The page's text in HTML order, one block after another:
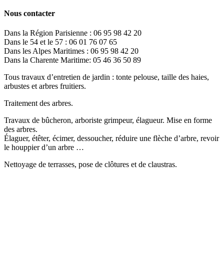
Nous contacter
Dans la Région Parisienne : 06 95 98 42 20
Dans le 54 et le 57 : 06 01 76 07 65
Dans les Alpes Maritimes : 06 95 98 42 20
Dans la Charente Maritime: 05 46 36 50 89
Tous travaux d’entretien de jardin : tonte pelouse, taille des haies,
arbustes et arbres fruitiers.
Traitement des arbres.
Travaux de bûcheron, arboriste grimpeur, élagueur. Mise en forme
des arbres.
Élaguer, étêter, écimer, dessoucher, réduire une flèche d’arbre, revoir
le houppier d’un arbre …
Nettoyage de terrasses, pose de clôtures et de claustras.